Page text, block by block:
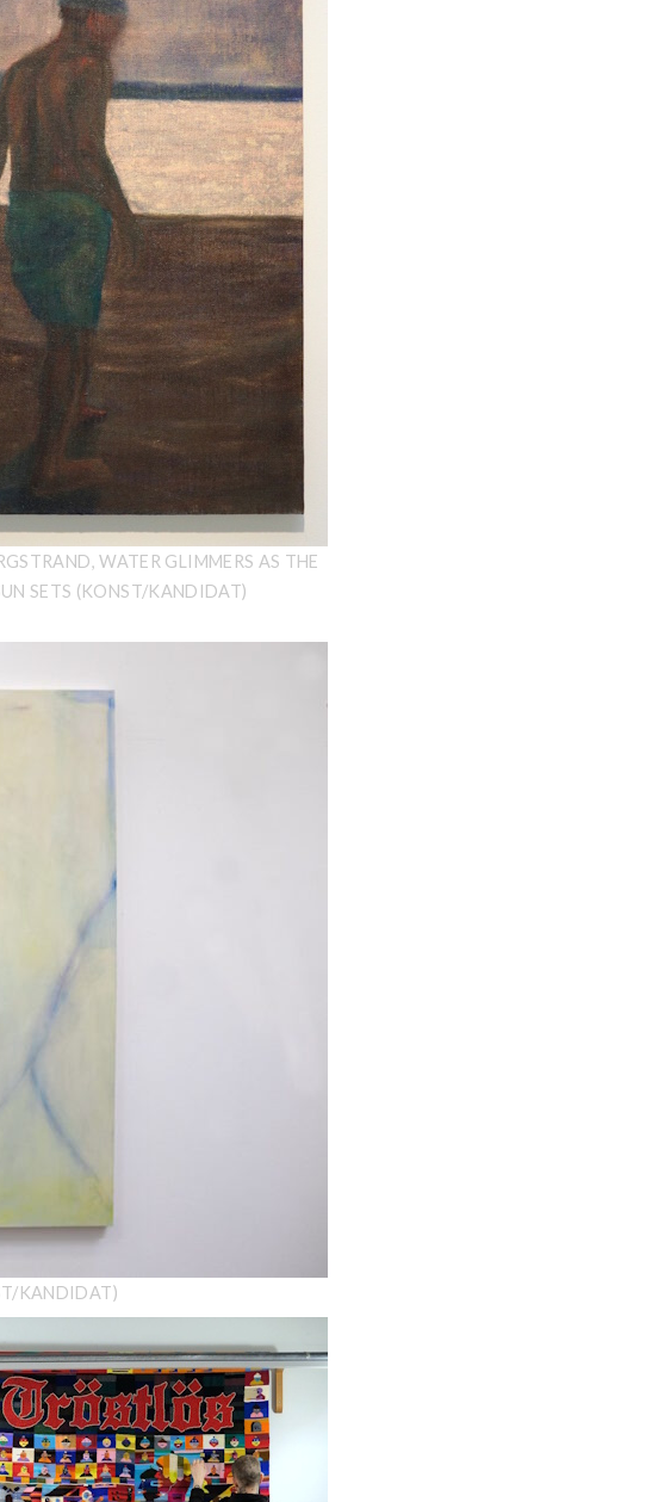
WATER GLIMMERS AS THE
SETS (KONST/KANDIDAT)
KANDIDAT)